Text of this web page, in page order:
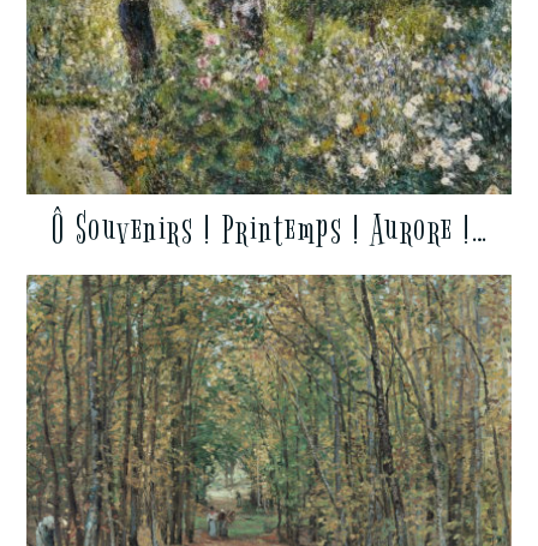
Ô Souvenirs ! Printemps ! Aurore !…